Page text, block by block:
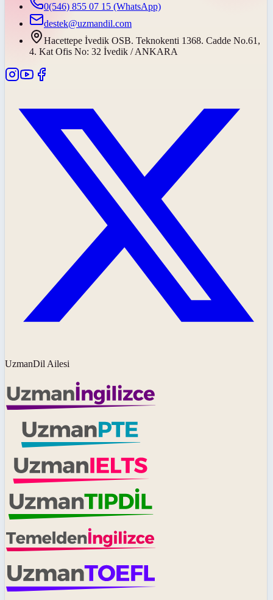
0(546) 855 07 15 (WhatsApp)
destek@uzmandil.com
Hacettepe İvedik OSB. Teknokenti 1368. Cadde No.61,
4. Kat Ofis No: 32 İvedik / ANKARA
UzmanDil Ailesi